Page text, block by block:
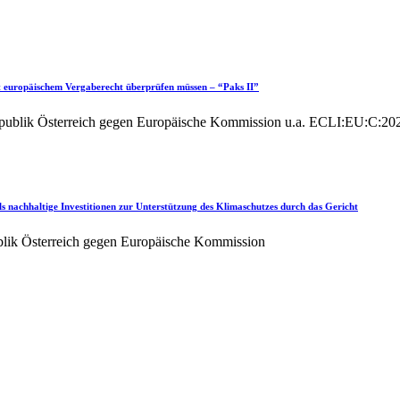
Vergaberecht überprüfen müssen – “Paks II”
Österreich gegen Europäische Kommission u.a.
Investitionen zur Unterstützung des Klimaschutzes durch das Gericht
Österreich gegen Europäische Kommission